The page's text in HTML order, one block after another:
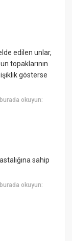
edilen unlar,
topaklarının
gösterse
okuyun:
sahip
okuyun: